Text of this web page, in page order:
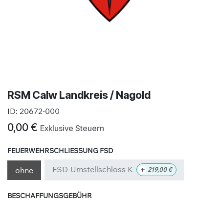
RSM Calw Landkreis / Nagold
ID: 20672-000
0,00€ Exklusive Steuern
FEUERWEHRSCHLIESSUNG FSD
ohne FSD-Umstellschloss K + 219,00€
BESCHAFFUNGSGEBÜHR